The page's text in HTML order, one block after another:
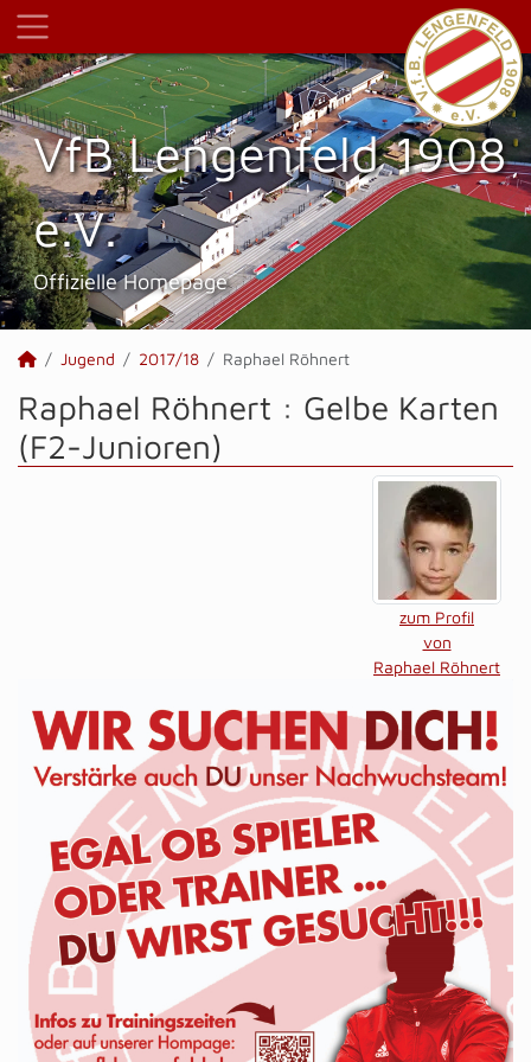
VfB Lengenfeld 1908
e.V.
Offizielle Homepage
Jugend 2017/18 Raphael Röhnert
Raphael Röhnert : Gelbe Karten
(F2-Junioren)
zum Profil
von
Raphael Röhnert